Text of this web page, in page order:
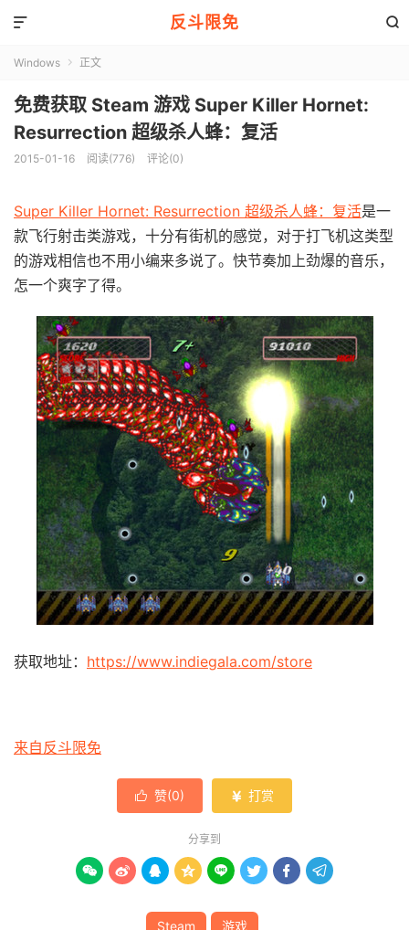
反斗限免 

Windows  正文
免费获取 Steam 游戏 Super Killer Hornet:
Resurrection 超级杀人蜂：复活
2015-01-16 阅读(776) 评论(0)
Super Killer Hornet: Resurrection 超级杀人蜂：复活是一
款飞行射击类游戏，十分有街机的感觉，对于打飞机这类型
的游戏相信也不用小编来多说了。快节奏加上劲爆的音乐，
怎一个爽字了得。
获取地址： https://www.indiegala.com/store
来自反斗限免
 赞(0)  打赏
分享到
       
Steam 游戏